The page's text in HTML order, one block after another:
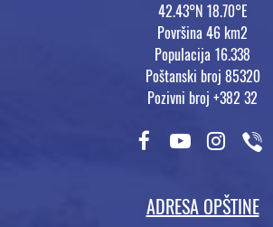
42.43°N 18.70°E
Površina 46 km2
Populacija 16.338
Poštanski broj 85320
Pozivni broj +382 32
ADRESA OPŠTINE